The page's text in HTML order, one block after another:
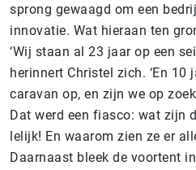
sprong gewaagd om een
innovatie. Wat hieraan ten
‘Wij staan al 23 jaar op een
herinnert Christel zich. ‘En 10
caravan op, en zijn we op
Dat werd een fiasco: wat zijn
lelijk! En waarom zien ze er
Daarnaast bleek de voortent